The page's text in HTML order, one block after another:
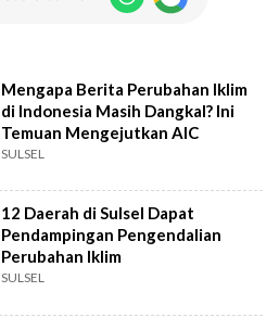
Mengapa Berita Perubahan Iklim
di Indonesia Masih Dangkal? Ini
Temuan Mengejutkan AIC
SULSEL
12 Daerah di Sulsel Dapat
Pendampingan Pengendalian
Perubahan Iklim
SULSEL